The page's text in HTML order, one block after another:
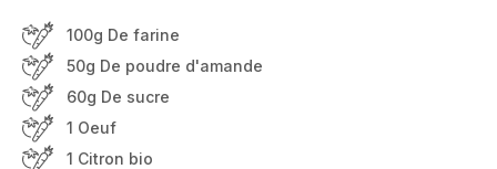
100g De farine
50g De poudre d'amande
60g De sucre
1 Oeuf
1 Citron bio